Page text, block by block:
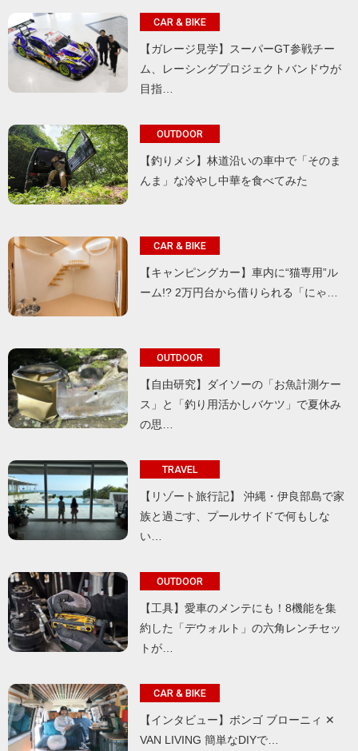
CAR & BIKE
【ガレージ見学】スーパーGT参戦チー
ム、レーシングプロジェクトバンドウが
目指…
OUTDOOR
【釣りメシ】林道沿いの車中で「そのま
んま」な冷やし中華を食べてみた
CAR & BIKE
【キャンピングカー】車内に“猫専用”ル
ーム!? 2万円台から借りられる「にゃ…
OUTDOOR
【自由研究】ダイソーの「お魚計測ケー
ス」と「釣り用活かしバケツ」で夏休み
の思…
TRAVEL
【リゾート旅行記】 沖縄・伊良部島で家
族と過ごす、プールサイドで何もしな
い…
OUTDOOR
【工具】愛車のメンテにも！8機能を集
約した「デウォルト」の六角レンチセッ
トが…
CAR & BIKE
【インタビュー】ボンゴ ブローニィ ✕
VAN LIVING 簡単なDIYで…